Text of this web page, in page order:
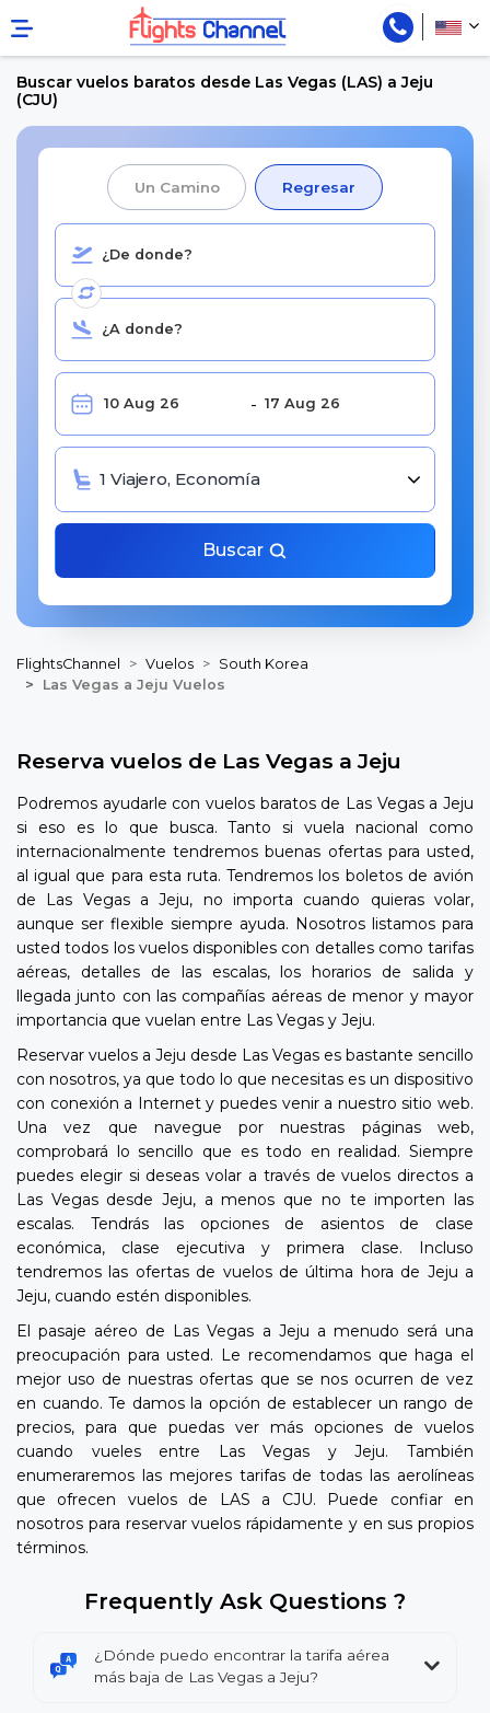
Buscar vuelos baratos desde Las Vegas (LAS) a Jeju
(CJU)
Un Camino Regresar
1 Viajero, Economía
Buscar
FlightsChannel Vuelos
South Korea
Las Vegas a Jeju Vuelos
Reserva vuelos de Las Vegas a Jeju
Podremos ayudarle con vuelos baratos de Las Vegas a Jeju
si eso es lo que busca. Tanto si vuela nacional como
internacionalmente tendremos buenas ofertas para usted,
al igual que para esta ruta. Tendremos los boletos de avión
de Las Vegas a Jeju, no importa cuando quieras volar,
aunque ser flexible siempre ayuda. Nosotros listamos para
usted todos los vuelos disponibles con detalles como tarifas
aéreas, detalles de las escalas, los horarios de salida y
llegada junto con las compañías aéreas de menor y mayor
importancia que vuelan entre Las Vegas y Jeju.
Reservar vuelos a Jeju desde Las Vegas es bastante sencillo
con nosotros, ya que todo lo que necesitas es un dispositivo
con conexión a Internet y puedes venir a nuestro sitio web.
Una vez que navegue por nuestras páginas web,
comprobará lo sencillo que es todo en realidad. Siempre
puedes elegir si deseas volar a través de vuelos directos a
Las Vegas desde Jeju, a menos que no te importen las
escalas. Tendrás las opciones de asientos de clase
económica, clase ejecutiva y primera clase. Incluso
tendremos las ofertas de vuelos de última hora de Jeju a
Jeju, cuando estén disponibles.
El pasaje aéreo de Las Vegas a Jeju a menudo será una
preocupación para usted. Le recomendamos que haga el
mejor uso de nuestras ofertas que se nos ocurren de vez
en cuando. Te damos la opción de establecer un rango de
precios, para que puedas ver más opciones de vuelos
cuando vueles entre Las Vegas y Jeju. También
enumeraremos las mejores tarifas de todas las aerolíneas
que ofrecen vuelos de LAS a CJU. Puede confiar en
nosotros para reservar vuelos rápidamente y en sus propios
términos.
Frequently Ask Questions ?
¿Dónde puedo encontrar la tarifa aérea
más baja de Las Vegas a Jeju?